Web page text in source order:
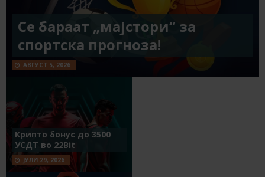
Се бараат „мајстори“ за
спортска прогноза!
АВГУСТ 5, 2026
Крипто бонус до 3500
УСДТ во 22Bit
ЈУЛИ 29, 2026